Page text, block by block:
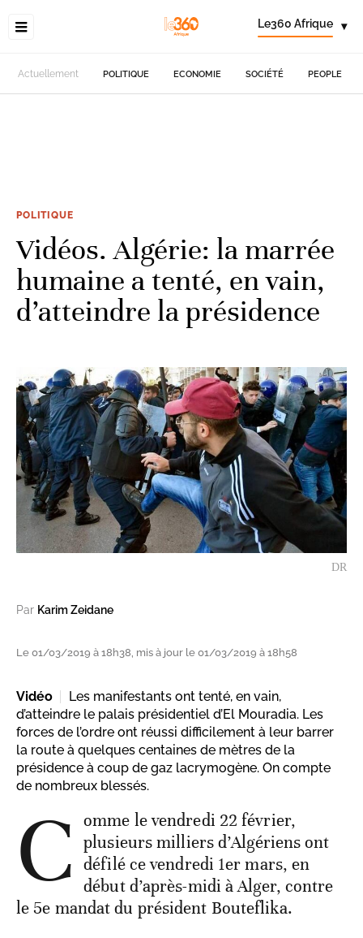
Le360 Afrique ▾
Actuellement POLITIQUE ECONOMIE SOCIÉTÉ PEOPLE
POLITIQUE
Vidéos. Algérie: la marrée
humaine a tenté, en vain,
d’atteindre la présidence
DR
Par Karim Zeidane
Le 01/03/2019 à 18h38, mis à jour le 01/03/2019 à 18h58
Vidéo
Les manifestants ont tenté, en vain,
d’atteindre le palais présidentiel d’El Mouradia. Les
forces de l’ordre ont réussi difficilement à leur barrer
la route à quelques centaines de mètres de la
présidence à coup de gaz lacrymogène. On compte
de nombreux blessés.
C omme le vendredi 22 février,
plusieurs milliers d’Algériens ont
défilé ce vendredi 1er mars, en
début d’après-midi à Alger, contre
le 5e mandat du président Bouteflika.